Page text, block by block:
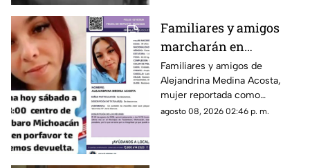
Familiares y amigos
marcharán en
Tacámbaro para exigir
la localización de
Alejandrina Medina
Familiares y amigos de
Alejandrina Medina Acosta,
mujer reportada como
desaparecida en Tacámbaro,
agosto 08, 2026 02:46 p. m.